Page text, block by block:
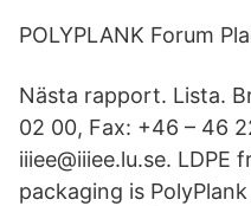
POLYPLANK Forum
Nästa rapport. Lista.
02 00, Fax: +46 – 46
iiiee@iiiee.lu.se.
packaging is